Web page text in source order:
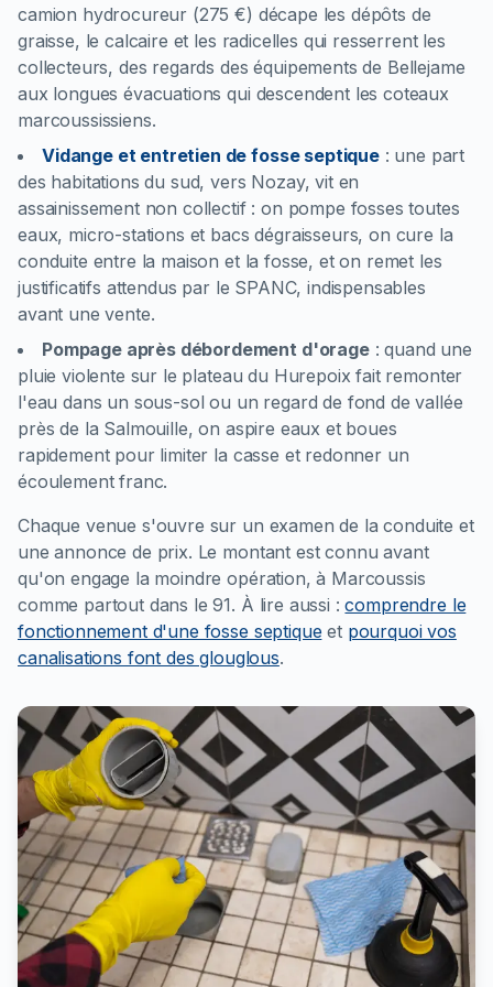
camion hydrocureur (275 €) décape les dépôts de
graisse, le calcaire et les radicelles qui resserrent les
collecteurs, des regards des équipements de Bellejame
aux longues évacuations qui descendent les coteaux
marcoussissiens.
Vidange et entretien de fosse septique: une part
des habitations du sud, vers Nozay, vit en
assainissement non collectif : on pompe fosses toutes
eaux, micro-stations et bacs dégraisseurs, on cure la
conduite entre la maison et la fosse, et on remet les
justificatifs attendus par le SPANC, indispensables
avant une vente.
Pompage après débordement d'orage:quand une
pluie violente sur le plateau du Hurepoix fait remonter
l'eau dans un sous-sol ou un regard de fond de vallée
près de la Salmouille, on aspire eaux et boues
rapidement pour limiter la casse et redonner un
écoulement franc.
Chaque venue s'ouvre sur un examen de la conduite et
une annonce de prix. Le montant est connu avant
qu'on engage la moindre opération, à Marcoussis
comme partout dans le 91. À lire aussi : comprendre le
fonctionnement d'une fosse septiqueet pourquoi vos
canalisations font des glouglous.